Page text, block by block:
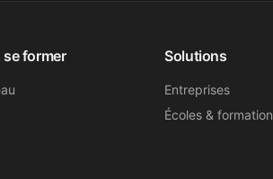
se former Solutions
Entreprises
Écoles & formation